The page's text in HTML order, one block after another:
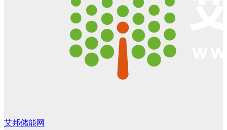
艾邦储能网